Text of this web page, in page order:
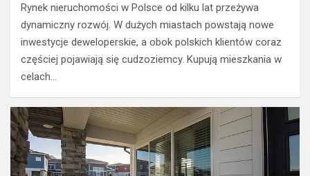
Rynek nieruchomości w Polsce od kilku lat przeżywa
dynamiczny rozwój. W dużych miastach powstają nowe
inwestycje deweloperskie, a obok polskich klientów coraz
częściej pojawiają się cudzoziemcy. Kupują mieszkania w
celach…